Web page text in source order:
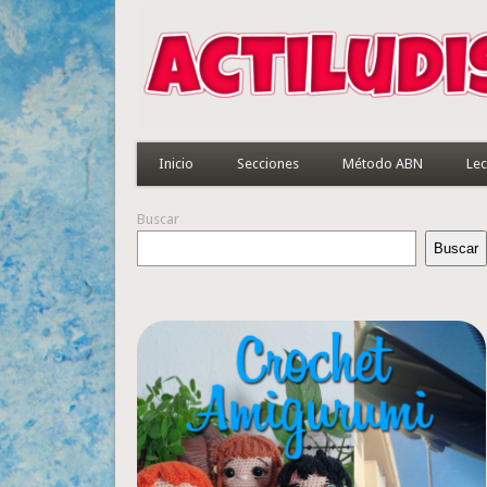
Inicio Secciones Método ABN
Buscar
Buscar